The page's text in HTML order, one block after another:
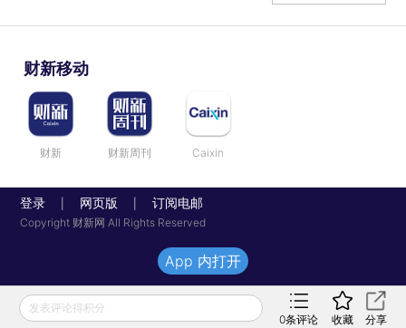
财新移动
财新 财新周刊 Caixin
登录 网页版 订阅电邮
Copyright 财新网 All Rights Reserved
发表评论得积分
0条评论 收藏 分享
App 内打开